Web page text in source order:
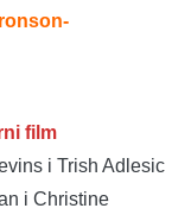
film
i Trish Adlesic
i Christine